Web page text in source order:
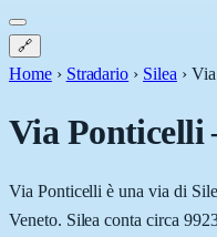
🔗
Home › Stradario › Silea ›
Via Ponticelli
Via Ponticelli è una via di
Veneto. Silea conta circa